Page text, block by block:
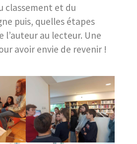
classement et du
puis, quelles étapes
l’auteur au lecteur. Une
avoir envie de revenir !